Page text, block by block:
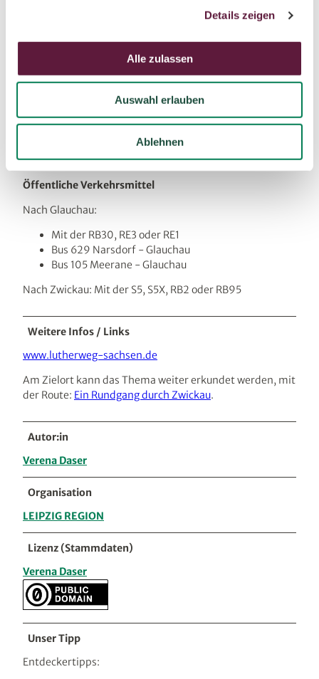
Details zeigen
Alle zulassen
Auswahl erlauben
Ablehnen
Schneeberger Straße 36; Schillerstraße,
Schwanengässchen; Schuhmannplatz 5; Stiftstraße 1;
Tannhäuserweg 32; Uhdestraße 25; Werdauer Straße
Glauchau: Mühlberg; Krumnmer Weg 11; Leipziger Straße
61; Paul-Geipel-Straße 1; Plantagenstraße 10; Waldweg
Öffentliche Verkehrsmittel
Nach Glauchau:
Mit der RB30, RE3 oder RE1
Bus 629 Narsdorf - Glauchau
Bus 105 Meerane - Glauchau
Nach Zwickau: Mit der S5, S5X, RB2 oder RB95
Weitere Infos / Links
www.lutherweg-sachsen.de
Am Zielort kann das Thema weiter erkundet werden, mit
der Route: Ein Rundgang durch Zwickau.
Autor:in
Verena Daser
Organisation
LEIPZIG REGION
Lizenz (Stammdaten)
Verena Daser
Unser Tipp
Entdeckertipps: